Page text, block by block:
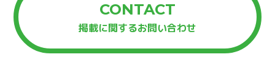
CONTACT
掲載に関するお問い合わせ